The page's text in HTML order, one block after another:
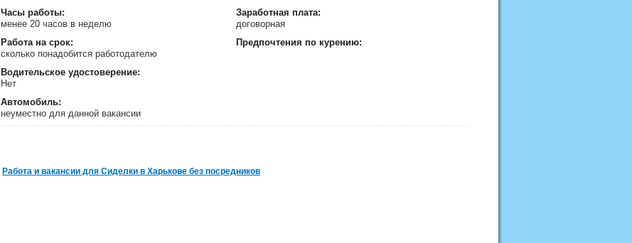
Часы работы:
менее 20 часов в неделю
Работа на срок:
сколько понадобится работодателю
Водительское удостоверение:
Нет
Автомобиль:
неуместно для данной вакансии
Заработная плата:
договорная
Предпочтения по курению:
Работа и вакансии для Сиделки в Харькове без посредников